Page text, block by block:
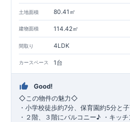
土地面積 80.41㎡
建物面積 114.42㎡
間取り 4LDK
カースペース 1台
Good!
◇ この物件の魅力◇
・小学校徒歩約7分、保育園約5分と
・２階、３階にバルコニー♪ ・キッ